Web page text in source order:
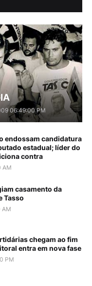
06:49:00 PM
endossam candidatura
estadual; líder do
contra
AM
casamento da
Tasso
AM
chegam ao fim
entra em nova fase
PM